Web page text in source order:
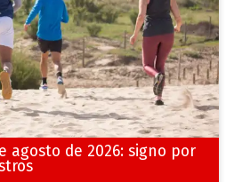
agosto de 2026: signo por